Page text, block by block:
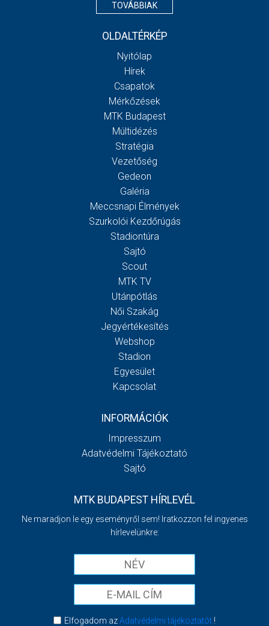
TOVÁBBIAK
OLDALTÉRKÉP
Nyitólap
Hírek
Csapatok
Mérkőzések
MTK Budapest
Múltidézés
Stratégia
Vezetőség
Gedeon
Galéria
Meccsnapi Élmények
Szurkolói Kezdőrúgás
Stadiontúra
Sajtó
Scout
MTK TV
Utánpótlás
Női Szakág
Jegyértékesítés
Webshop
Stadion
Egyesület
Kapcsolat
INFORMÁCIÓK
Impresszum
Adatvédelmi Tájékoztató
Sajtó
MTK BUDAPEST HÍRLEVÉL
Ne maradjon le egy eseményről sem! Iratkozzon fel ingyenes
hírlevelünkre:
Elfogadom azAdatvédelmi tájékoztatót!